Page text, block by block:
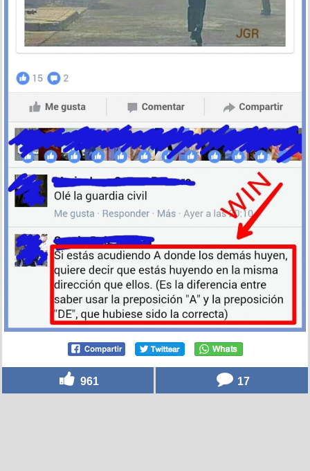
961 17